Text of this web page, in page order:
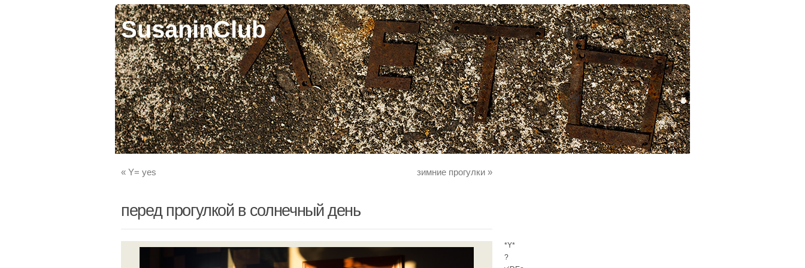
SusaninClub
« Y= yes зимние прогулки »
перед прогулкой в солнечный день
*Y*
?